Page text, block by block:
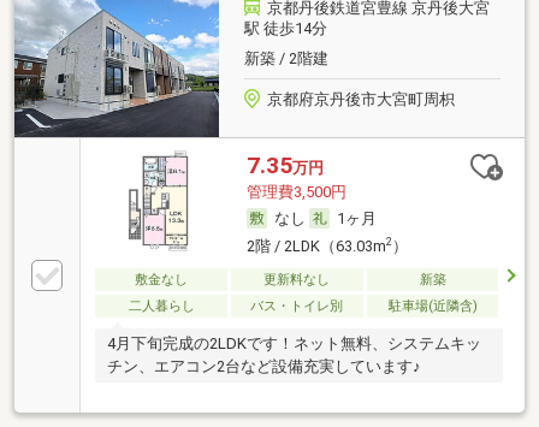
京都丹後鉄道宮豊線 京丹後大宮
駅 徒歩14分
新築 / 2階建
京都府京丹後市大宮町周枳
7.35万円
管理費3,500円
なし
1ヶ月
2階 / 2LDK（63.03m2）
敷金なし 更新料なし
新築
二人暮らし
バス・トイレ別 駐車場(近隣含)
4月下旬完成の2LDKです！ネット無料、システムキッ
チン、エアコン2台など設備充実しています♪